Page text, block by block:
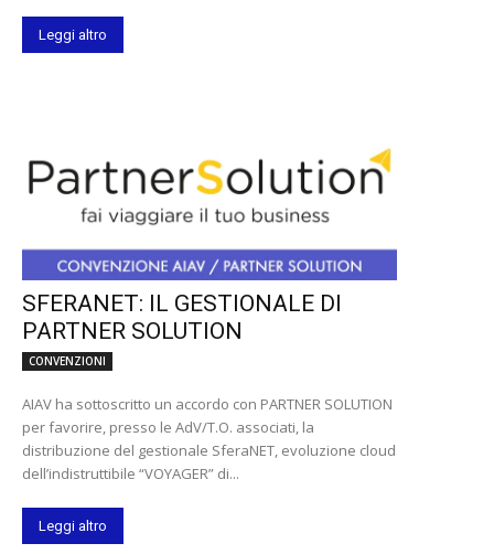
Leggi altro
SFERANET: IL GESTIONALE DI
PARTNER SOLUTION
CONVENZIONI
AIAV ha sottoscritto un accordo con PARTNER SOLUTION
per favorire, presso le AdV/T.O. associati, la
distribuzione del gestionale SferaNET, evoluzione cloud
dell’indistruttibile “VOYAGER” di...
Leggi altro